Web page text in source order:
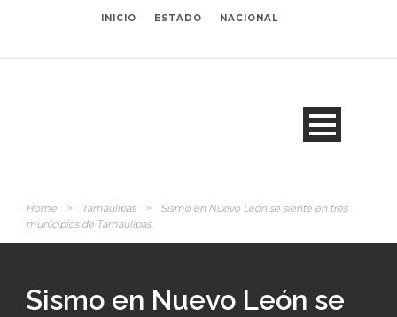
INICIO ESTADO NACIONAL
Home > Tamaulipas >
Sismo en Nuevo León se siente en tres
municipios de Tamaulipas.
Sismo en Nuevo León se